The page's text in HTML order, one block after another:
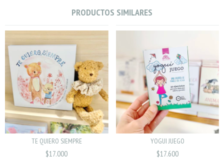
PRODUCTOS SIMILARES
TE QUIERO SIEMPRE
$17.000
YOGUI JUEGO
$17.600